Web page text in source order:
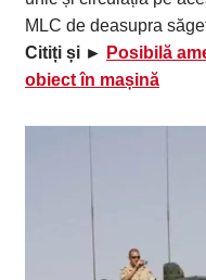
MLC de deasupra
Citiți și ► Posibilă
obiect în mașină